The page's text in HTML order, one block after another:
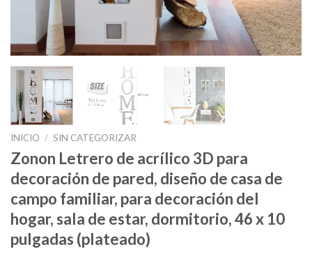
INICIO / SIN CATEGORIZAR
Zonon Letrero de acrílico 3D para
decoración de pared, diseño de casa de
campo familiar, para decoración del
hogar, sala de estar, dormitorio, 46 x 10
pulgadas (plateado)